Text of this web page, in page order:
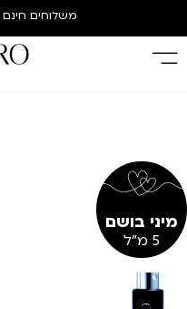
משלוחים חינם
מיני בושם
5 מ"ל